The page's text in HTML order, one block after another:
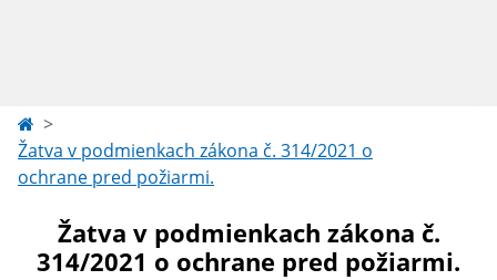
Žatva v podmienkach zákona č. 314/2021 o
ochrane pred požiarmi.
Žatva v podmienkach zákona č.
314/2021 o ochrane pred požiarmi.